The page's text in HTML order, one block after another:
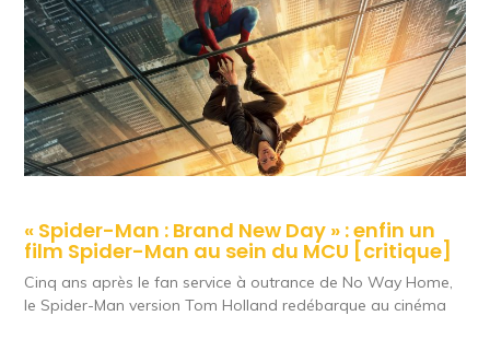
« Spider-Man : Brand New Day » : enfin un
film Spider-Man au sein du MCU [critique]
Cinq ans après le fan service à outrance de No Way Home,
le Spider-Man version Tom Holland redébarque au cinéma